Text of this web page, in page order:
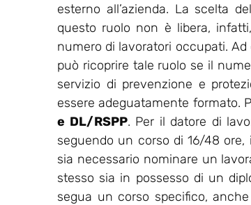
esterno all’azienda. La scelta
questo ruolo non è libera,
numero di lavoratori occupati.
può ricoprire tale ruolo se il
servizio di prevenzione e
essere adeguatamente formato.
e DL/RSPP. Per il datore di
seguendo un corso di 16/48
sia necessario nominare un
stesso sia in possesso di un
segua un corso specifico,